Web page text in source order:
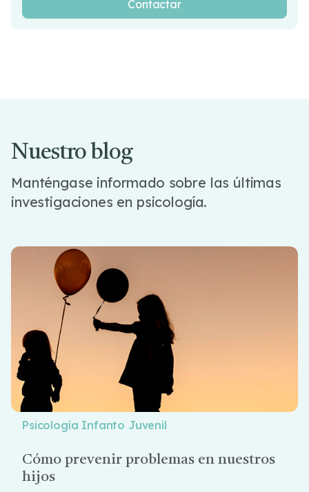
Nuestro blog
Manténgase informado sobre las últimas
investigaciones en psicología.
Psicología Infanto Juvenil
Cómo prevenir problemas en nuestros
hijos